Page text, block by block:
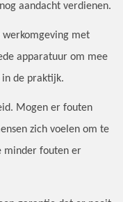
aandacht verdienen.
werkomgeving met
apparatuur om mee
de praktijk.
Mogen er fouten
zich voelen om te
minder fouten er